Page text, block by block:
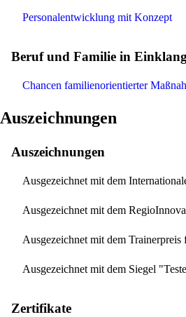
Personalentwicklung mit Konzept
Beruf und Familie in
Chancen familienorientierter
Auszeichnungen
Auszeichnungen
Ausgezeichnet mit dem
Ausgezeichnet mit dem
Ausgezeichnet mit dem
Ausgezeichnet mit dem Siegel
Zertifikate